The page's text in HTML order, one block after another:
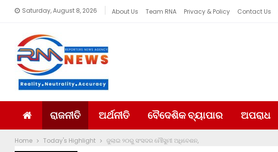
Saturday, August 8, 2026 About Us Team RNA Privacy & Policy Contact Us
ରାଜନୀତି ଅର୍ଥନୀତି ବୈଦେଶିକ ବ୍ୟାପାର ଅପରାଧ
Home Today's Highlight ଜୁଲାଇ ୨୦ରୁ ସଂସଦର ମୌସୁମୀ ଅଧିବେଶନ,